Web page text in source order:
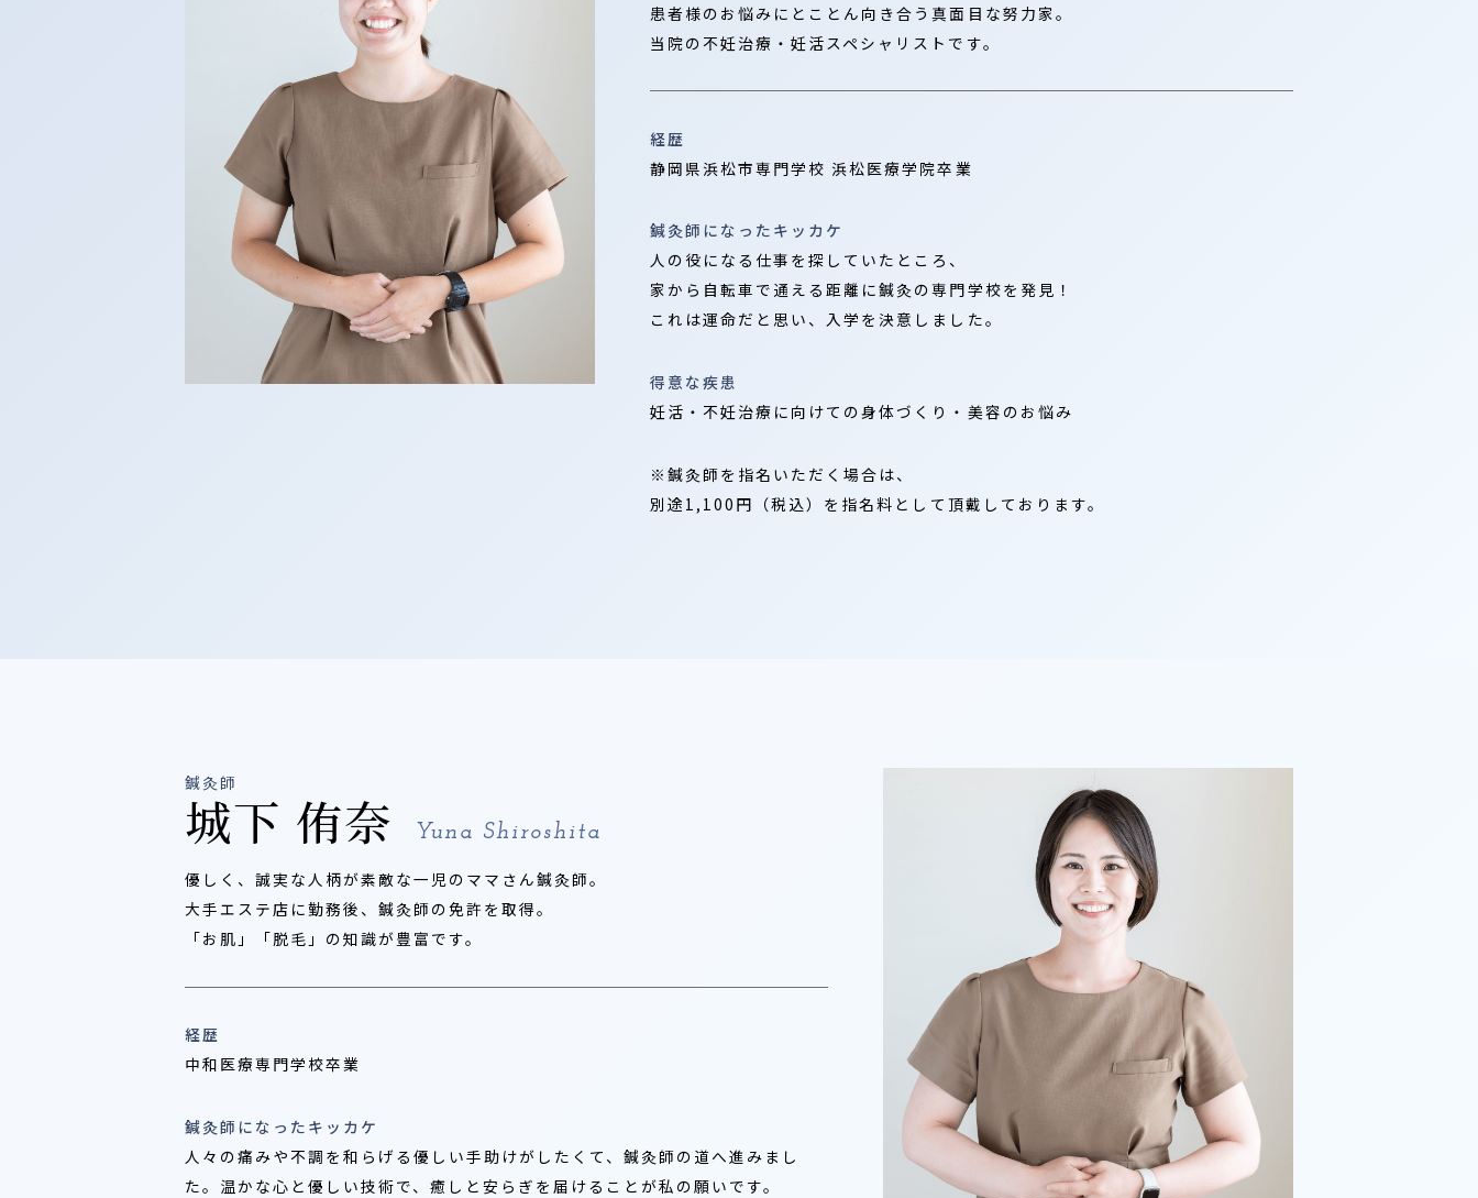
患者様のお悩みにとことん向き合う真面目な努力家。
当院の不妊治療・妊活スペシャリストです。
経歴
静岡県浜松市専門学校 浜松医療学院卒業
鍼灸師になったキッカケ
人の役になる仕事を探していたところ、
家から自転車で通える距離に鍼灸の専門学校を発見！
これは運命だと思い、入学を決意しました。
得意な疾患
妊活・不妊治療に向けての身体づくり・美容のお悩み
※鍼灸師を指名いただく場合は、
別途1,100円（税込）を指名料として頂戴しております。
鍼灸師
城下 侑奈 Yuna Shiroshita
優しく、誠実な人柄が素敵な一児のママさん鍼灸師。
大手エステ店に勤務後、鍼灸師の免許を取得。
「お肌」「脱毛」の知識が豊富です。
経歴
中和医療専門学校卒業
鍼灸師になったキッカケ
人々の痛みや不調を和らげる優しい手助けがしたくて、鍼灸師の道へ進みまし
た。温かな心と優しい技術で、癒しと安らぎを届けることが私の願いです。